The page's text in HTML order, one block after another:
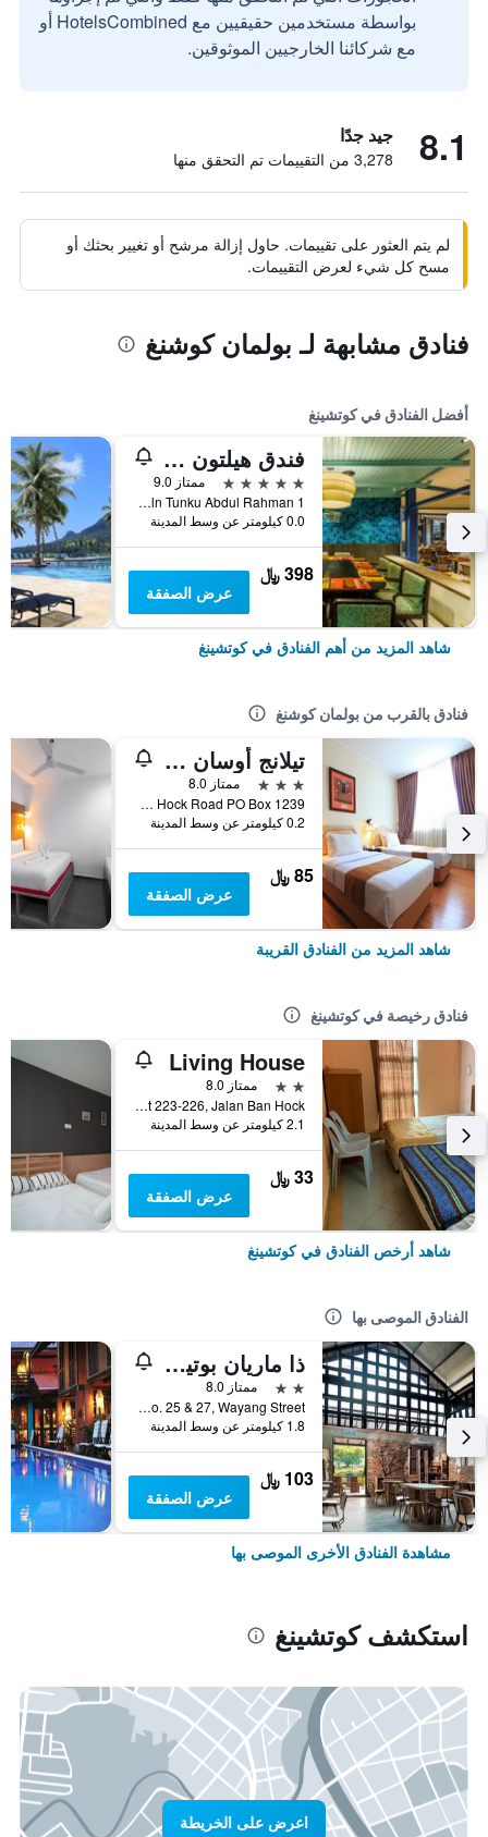
بواسطة مستخدمين حقيقيين مع HotelsCombined أو
مع شركائنا الخارجيين الموثوقين.
8.1 جيد جدًا
3,278 من التقييمات تم التحقق منها
لم يتم العثور على تقييمات. حاول إزالة مرشح أو تغيير بحثك أو
مسح كل شيء لعرض التقييمات.
فنادق مشابهة لـ بولمان كوشنغ
أفضل الفنادق في كوتشينغ
فندق هيلتون كوشنغ
5 نجوم
ممتاز 9.0
1 Jln Tunku Abdul Rahman, كوتشينغ, ماليزيا
0.0 كيلومتر عن وسط المدينة
398 ﷼
عرض الصفقة
شاهد المزيد من أهم الفنادق في كوتشينغ
فنادق بالقرب من بولمان كوشنغ
تيلانج أوسان هوتل
3 نجوم
ممتاز 8.0
Ban Hock Road PO Box 1239, كوتشينغ, ماليزيا
0.2 كيلومتر عن وسط المدينة
85 ﷼
عرض الصفقة
شاهد المزيد من الفنادق القريبة
فنادق رخيصة في كوتشينغ
Living House
2 نجمتين
ممتاز 8.0
1st Floor, Lot 223-226, Jalan Ban Hock, كوتشينغ, ماليزيا
2.1 كيلومتر عن وسط المدينة
33 ﷼
عرض الصفقة
شاهد أرخص الفنادق في كوتشينغ
الفنادق الموصى بها
ذا ماريان بوتيك لودجينج هاوس
2 نجمتين
ممتاز 8.0
No. 25 & 27, Wayang Street, كوتشينغ, ماليزيا
1.8 كيلومتر عن وسط المدينة
103 ﷼
عرض الصفقة
مشاهدة الفنادق الأخرى الموصى بها
استكشف كوتشينغ
اعرض على الخريطة